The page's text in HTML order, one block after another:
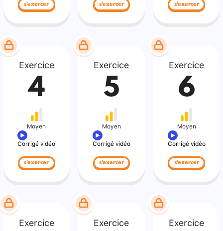
s'exercer s'exercer s'exercer
Exercice
4
Moyen
Corrigé vidéo
s'exercer
Exercice
5
Moyen
Corrigé vidéo
s'exercer
Exercice
6
Moyen
Corrigé vidéo
s'exercer
Exercice Exercice Exercice